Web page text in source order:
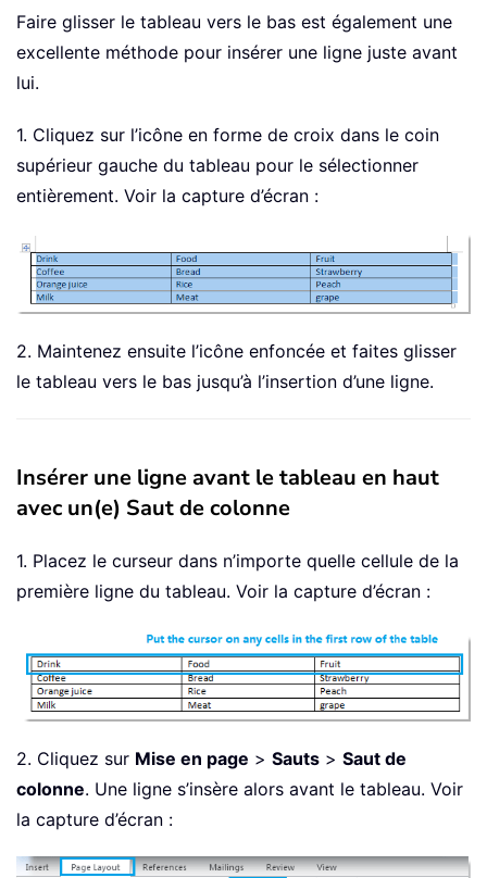
Faire glisser le tableau vers le bas est également une
excellente méthode pour insérer une ligne juste avant
lui.
1. Cliquez sur l’icône en forme de croix dans le coin
supérieur gauche du tableau pour le sélectionner
entièrement. Voir la capture d’écran :
2. Maintenez ensuite l’icône enfoncée et faites glisser
le tableau vers le bas jusqu’à l’insertion d’une ligne.
Insérer une ligne avant le tableau en haut
avec un(e) Saut de colonne
1. Placez le curseur dans n’importe quelle cellule de la
première ligne du tableau. Voir la capture d’écran :
2. Cliquez sur Mise en page > Sauts > Saut de
colonne. Une ligne s’insère alors avant le tableau. Voir
la capture d’écran :